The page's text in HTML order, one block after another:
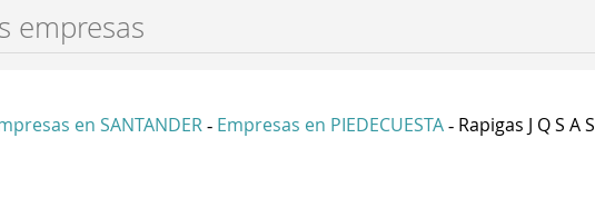
en SANTANDER - Empresas en PIEDECUESTA - Rapigas J Q S A S